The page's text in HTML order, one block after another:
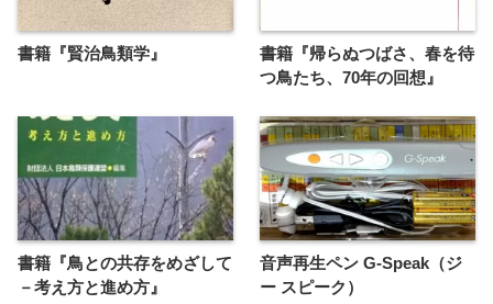
書籍『賢治鳥類学』
書籍『帰らぬつばさ、春を待
つ鳥たち、70年の回想』
書籍『鳥との共存をめざして
－考え方と進め方』
音声再生ペン G-Speak（ジ
ー スピーク）